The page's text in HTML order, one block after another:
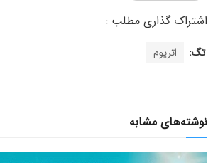
تگ: اتریوم
نوشته‌های مشابه